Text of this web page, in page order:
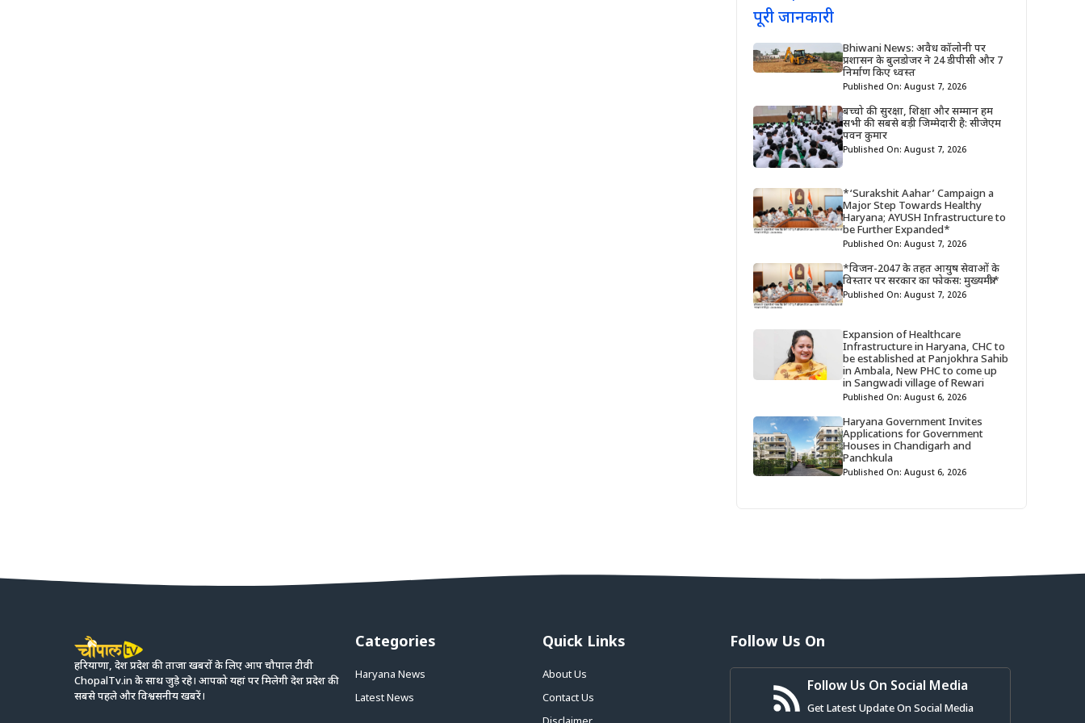
Bhiwani News: अवैध कॉलोनी पर
प्रशासन के बुलडोजर ने 24 डीपीसी और 7
निर्माण किए ध्वस्त
Published On: August 7, 2026
बच्चो की सुरक्षा, शिक्षा और सम्मान हम
सभी की सबसे बड़ी जिम्मेदारी है: सीजेएम
पवन कुमार
Published On: August 7, 2026
*‘Surakshit Aahar’ Campaign a
Major Step Towards Healthy
Haryana; AYUSH Infrastructure to
be Further Expanded*
Published On: August 7, 2026
*विजन-2047 के तहत आयुष सेवाओं के
विस्तार पर सरकार का फोकस: मुख्यमंत्री*
Published On: August 7, 2026
Expansion of Healthcare
Infrastructure in Haryana, CHC to
be established at Panjokhra Sahib
in Ambala, New PHC to come up
in Sangwadi village of Rewari
Published On: August 6, 2026
Haryana Government Invites
Applications for Government
Houses in Chandigarh and
Panchkula
Published On: August 6, 2026
हरियाणा, देश प्रदेश की ताजा खबरों के लिए आप चौपाल टीवी
ChopalTv.in के साथ जुड़े रहे। आपको यहां पर मिलेगी देश प्रदेश की
सबसे पहले और विश्वसनीय खबरें।
Categories
Haryana News
Latest News
Quick Links
About Us
Contact Us
Follow Us On
Follow Us On Social Media
Get Latest Update On Social Media